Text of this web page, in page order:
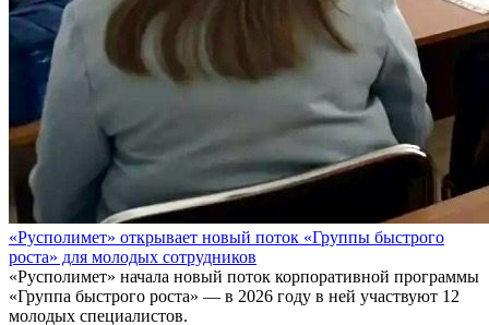
«Русполимет» открывает новый поток «Группы быстрого
роста» для молодых сотрудников
«Русполимет» начала новый поток корпоративной программы
«Группа быстрого роста» — в 2026 году в ней участвуют 12
молодых специалистов.